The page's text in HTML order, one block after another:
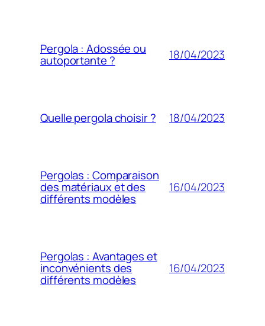
Pergola : Adossée ou
autoportante ? 18/04/2023
Quelle pergola choisir ? 18/04/2023
Pergolas : Comparaison
des matériaux et des
différents modèles
16/04/2023
Pergolas : Avantages et
inconvénients des
différents modèles
16/04/2023